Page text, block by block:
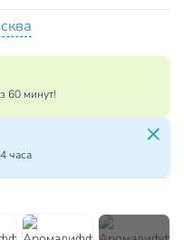
60 минут!
часа